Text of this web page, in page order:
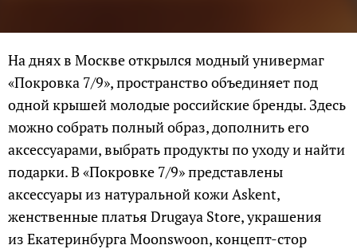
На днях в Москве открылся модный универмаг
«Покровка 7/9», пространство объединяет под
одной крышей молодые российские бренды. Здесь
можно собрать полный образ, дополнить его
аксессуарами, выбрать продукты по уходу и найти
подарки. В «Покровке 7/9» представлены
аксессуары из натуральной кожи Askent,
женственные платья Drugaya Store, украшения
из Екатеринбурга Moonswoon, концепт-стор